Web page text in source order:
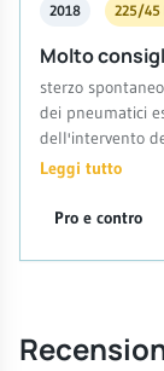
2018 225/45
Molto
sterzo
dei pneumatici
dell'intervento
Leggi tutto
Pro e contro